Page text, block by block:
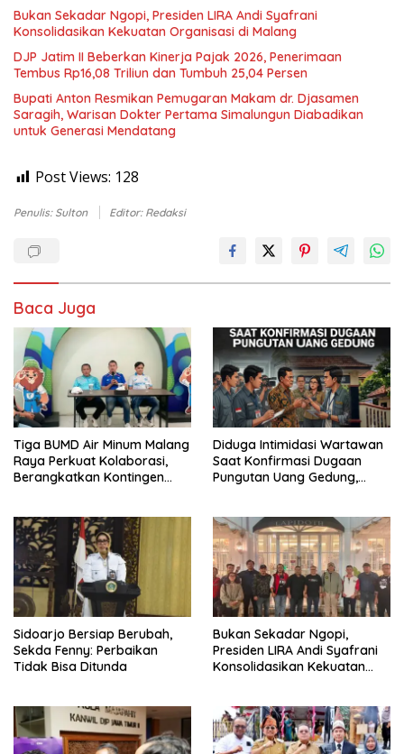
Bukan Sekadar Ngopi, Presiden LIRA Andi Syafrani
Konsolidasikan Kekuatan Organisasi di Malang
DJP Jatim II Beberkan Kinerja Pajak 2026, Penerimaan
Tembus Rp16,08 Triliun dan Tumbuh 25,04 Persen
Bupati Anton Resmikan Pemugaran Makam dr. Djasamen
Saragih, Warisan Dokter Pertama Simalungun Diabadikan
untuk Generasi Mendatang
Post Views: 128
Penulis: Sulton Editor: Redaksi
Baca Juga
Tiga BUMD Air Minum Malang
Raya Perkuat Kolaborasi,
Berangkatkan Kontingen
Diduga Intimidasi Wartawan
Saat Konfirmasi Dugaan
Pungutan Uang Gedung,
Buka suara
Sidoarjo Bersiap Berubah,
Sekda Fenny: Perbaikan
Tidak Bisa Ditunda
Bukan Sekadar Ngopi,
Presiden LIRA Andi Syafrani
Konsolidasikan Kekuatan